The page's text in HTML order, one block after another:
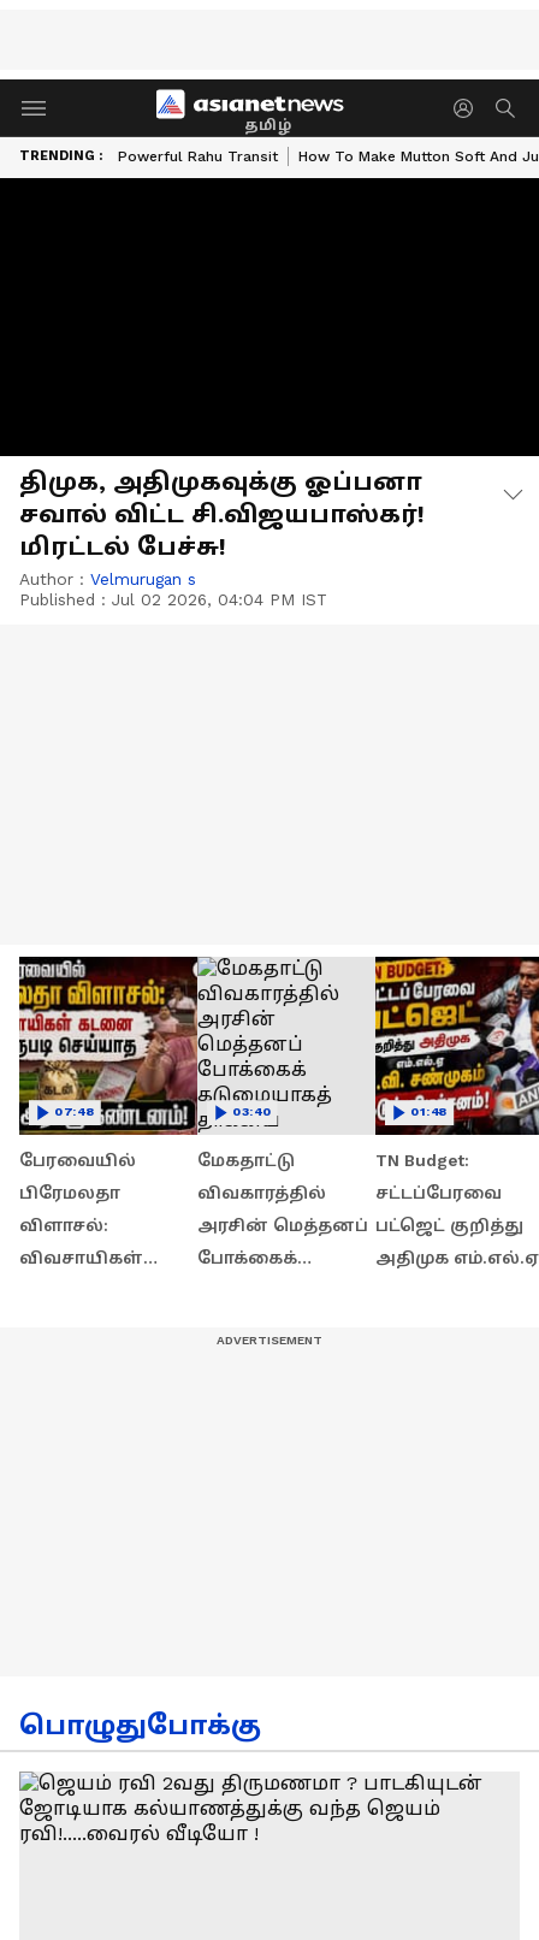
தமிழ்
TRENDING : Powerful Rahu Transit How To Make Mutton Soft And
திமுக, அதிமுகவுக்கு ஓப்பனா
சவால் விட்ட சி.விஜயபாஸ்கர்!
மிரட்டல் பேச்சு!
Author : Velmurugan s
Published : Jul 02 2026, 04:04 PM IST
பேரவையில்
பிரேமலதா
விளாசல்:
விவசாயிகள்
07:48
மேகதாட்டு
விவகாரத்தில்
அரசின் மெத்தனப்
போக்கைக்
03:40
TN Budget:
சட்டப்பேரவை
பட்ஜெட் குறித்து
அதிமுக எம்.எல்.ஏ
01:48
பொழுதுபோக்கு